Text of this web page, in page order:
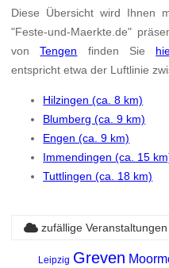
Diese Übersicht wird Ihnen
"Feste-und-Maerkte.de"
vonTengen finden Sie
entspricht etwa der Luftlinie
Hilzingen (ca. 8 km)
Blumberg (ca. 9 km)
Engen (ca. 9 km)
Immendingen (ca. 15
Tuttlingen (ca. 18 km)
zufällige Veranstaltungen
Leipzig Greven